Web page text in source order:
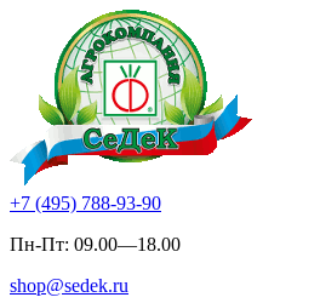
+7 (495) 788-93-90
Пн-Пт: 09.00—18.00
shop@sedek.ru